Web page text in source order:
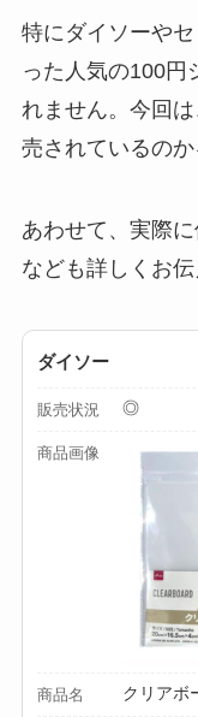
特にダイソーや
った人気の100円
れません。今回
売されているのか
あわせて、実際
なども詳しくお伝
ダイソー
販売状況 ◎
商品画像
商品名 クリアボ